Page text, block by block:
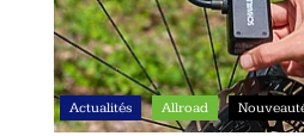
Actualités Allroad